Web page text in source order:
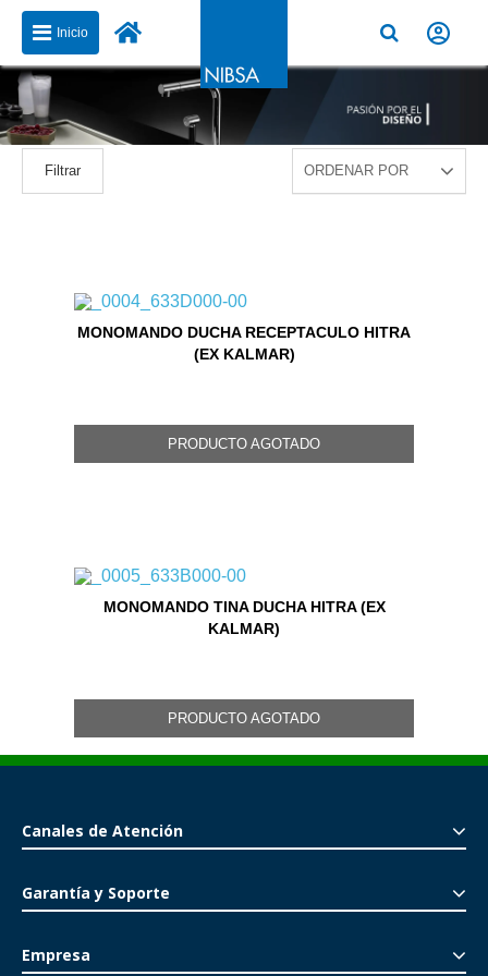
Inicio
Filtrar
MONOMANDO DUCHA RECEPTACULO HITRA
(EX KALMAR)
PRODUCTO AGOTADO
MONOMANDO TINA DUCHA HITRA (EX
KALMAR)
PRODUCTO AGOTADO
Canales de Atención
Garantía y Soporte
Empresa